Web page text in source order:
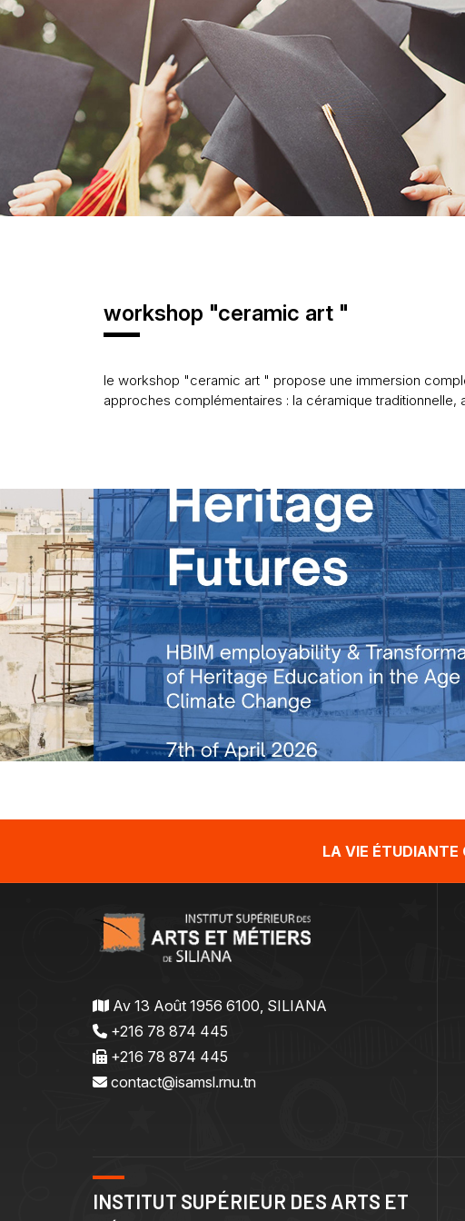
workshop "ceramic art "
le workshop "ceramic art " propose une immersion
approches complémentaires : la céramique traditionnelle,
LA VIE ÉTUDIANTE
Av 13 Août 1956 6100, SILIANA
+216 78 874 445
+216 78 874 445
contact@isamsl.rnu.tn
INSTITUT SUPÉRIEUR DES ARTS ET